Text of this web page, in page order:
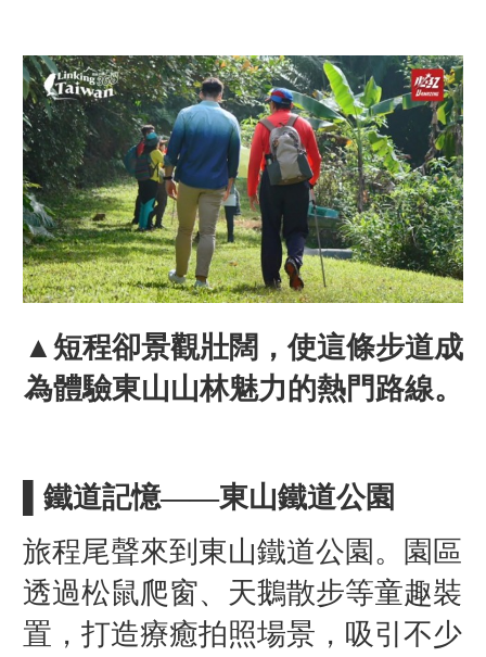
▲短程卻景觀壯闊，使這條步道成
為體驗東山山林魅力的熱門路線。
▌鐵道記憶——東山鐵道公園
旅程尾聲來到東山鐵道公園。園區
透過松鼠爬窗、天鵝散步等童趣裝
置，打造療癒拍照場景，吸引不少